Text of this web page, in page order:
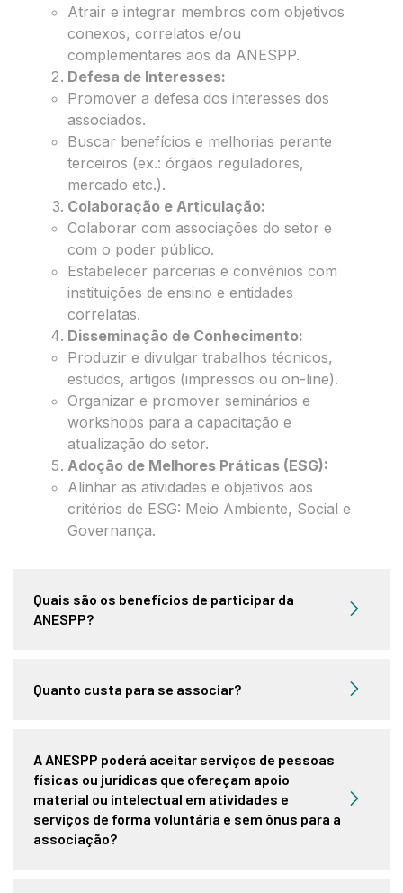
Atrair e integrar membros com objetivos
conexos, correlatos e/ou
complementares aos da ANESPP.
Defesa de Interesses:
Promover a defesa dos interesses dos
associados.
Buscar benefícios e melhorias perante
terceiros (ex.: órgãos reguladores,
mercado etc.).
Colaboração e Articulação:
Colaborar com associações do setor e
com o poder público.
Estabelecer parcerias e convênios com
instituições de ensino e entidades
correlatas.
Disseminação de Conhecimento:
Produzir e divulgar trabalhos técnicos,
estudos, artigos (impressos ou on-line).
Organizar e promover seminários e
workshops para a capacitação e
atualização do setor.
Adoção de Melhores Práticas (ESG):
Alinhar as atividades e objetivos aos
critérios de ESG: Meio Ambiente, Social e
Governança.
Quais são os benefícios de participar da
ANESPP?
Quanto custa para se associar?
A ANESPP poderá aceitar serviços de pessoas
físicas ou jurídicas que ofereçam apoio
material ou intelectual em atividades e
serviços de forma voluntária e sem ônus para a
associação?